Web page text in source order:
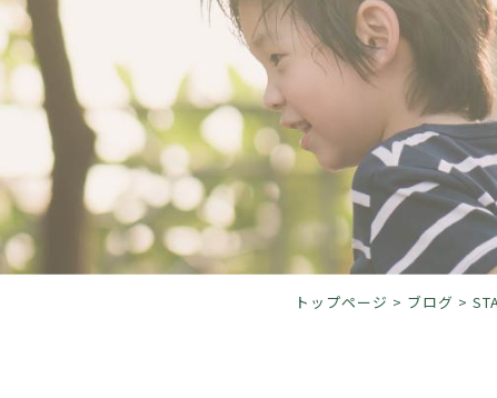
トップページ > ブログ >